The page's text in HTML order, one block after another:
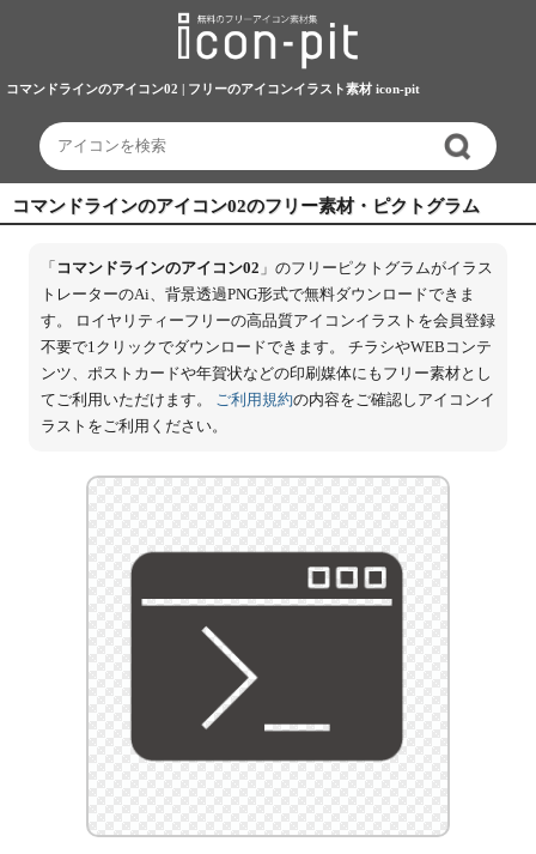
コマンドラインのアイコン02 | フリーのアイコンイラスト素材 icon-pit
コマンドラインのアイコン02のフリー素材・ピクトグラム
「 コマンドラインのアイコン02 」のフリーピクトグラムがイラス
トレーターのAi、背景透過PNG形式で無料ダウンロードできま
す。 ロイヤリティーフリーの高品質アイコンイラストを会員登録
不要で1クリックでダウンロードできます。 チラシやWEBコンテ
ンツ、ポストカードや年賀状などの印刷媒体にもフリー素材とし
てご利用いただけます。 ご利用規約の内容をご確認しアイコンイ
ラストをご利用ください。